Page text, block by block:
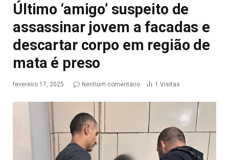
Último ‘amigo’ suspeito de
assassinar jovem a facadas e
descartar corpo em região de
mata é preso
fevereiro 17, 2025 Nenhum comentário 1 Visitas